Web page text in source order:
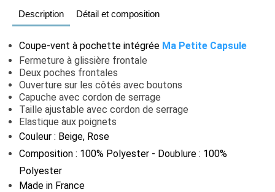
Description Détail et composition
Coupe-vent à pochette intégrée Ma Petite Capsule
Fermeture à glissière frontale
Deux poches frontales
Ouverture sur les côtés avec boutons
Capuche avec cordon de serrage
Taille ajustable avec cordon de serrage
Elastique aux poignets
Couleur : Beige, Rose
Composition : 100% Polyester - Doublure : 100%
Polyester
Made in France